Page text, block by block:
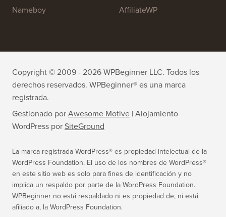
Nameboy
AffiliateWP
Copyright © 2009 - 2026 WPBeginner LLC. Todos los
derechos reservados. WPBeginner® es una marca
registrada.
Gestionado porAwesome Motive | Alojamiento
WordPress porSiteGround
La marca registrada WordPress® es propiedad intelectual de la
WordPress Foundation. El uso de los nombres de WordPress®
en este sitio web es solo para fines de identificación y no
implica un respaldo por parte de la WordPress Foundation.
WPBeginner no está respaldado ni es propiedad de, ni está
afiliado a, la WordPress Foundation.